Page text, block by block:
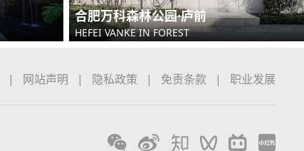
合肥万科森林公园·庐前
HEFEI VANKE IN FOREST
| 网站声明 | 隐私政策 | 免责条款 | 职业发展